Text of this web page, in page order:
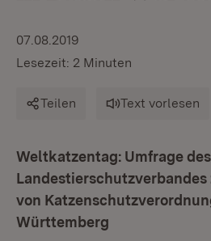
07.08.2019
Lesezeit: 2 Minuten
Teilen Text vorlesen
Weltkatzentag: Umfrage des
Landestierschutzverbandes
von
Württemberg